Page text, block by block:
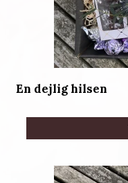
En dejlig hilsen